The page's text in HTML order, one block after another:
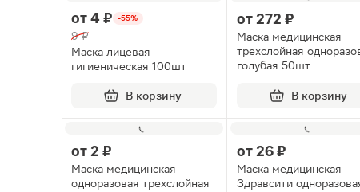
от4 ₽ -55%
9 ₽
Маска лицевая
гигиеническая 100шт
В корзину
от 272 ₽
Маска медицинская
трехслойная
голубая 50шт
В корзину
от 2 ₽
Маска медицинская
одноразовая трехслойная
от 26 ₽
Маска медицинская
Здравсити